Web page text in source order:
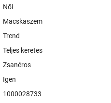
Női
Macskaszem
Trend
Teljes keretes
Zsanéros
Igen
1000028733